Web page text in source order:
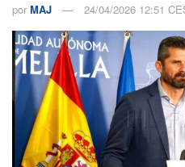
por MAJ 24/04/2026 12:51